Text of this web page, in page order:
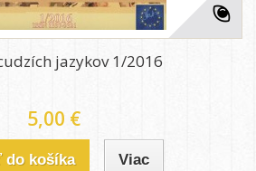
jazykov 1/2016
5,00 €
do košíka Viac